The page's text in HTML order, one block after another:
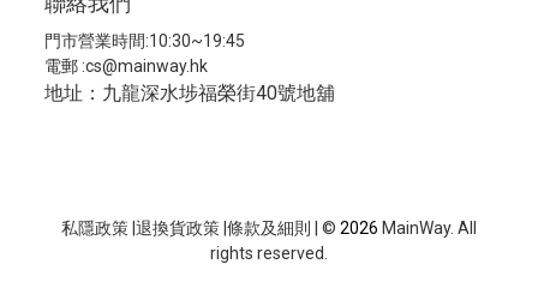
門市營業時間:10:30~19:45
電郵 :cs@mainway.hk
地址：九龍深水埗福榮街40號地舖
私隱政策 退換貨政策 條款及細則 | © 2026 MainWay. All
rights reserved.